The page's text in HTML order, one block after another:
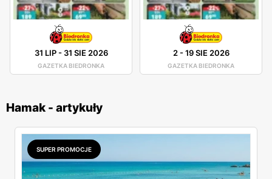
31 LIP- 31 SIE 2026
GAZETKA BIEDRONKA
2-19 SIE 2026
GAZETKA BIEDRONKA
Hamak - artykuły
SUPER PROMOCJE